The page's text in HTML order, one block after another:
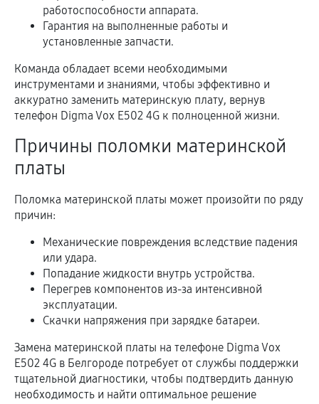
работоспособности аппарата.
Гарантия на выполненные работы и
установленные запчасти.
Команда обладает всеми необходимыми
инструментами и знаниями, чтобы эффективно и
аккуратно заменить материнскую плату, вернув
телефон Digma Vox E502 4G к полноценной жизни.
Причины поломки материнской
платы
Поломка материнской платы может произойти по ряду
причин:
Механические повреждения вследствие падения
или удара.
Попадание жидкости внутрь устройства.
Перегрев компонентов из-за интенсивной
эксплуатации.
Скачки напряжения при зарядке батареи.
Замена материнской платы на телефоне Digma Vox
E502 4G в Белгороде потребует от службы поддержки
тщательной диагностики, чтобы подтвердить данную
необходимость и найти оптимальное решение